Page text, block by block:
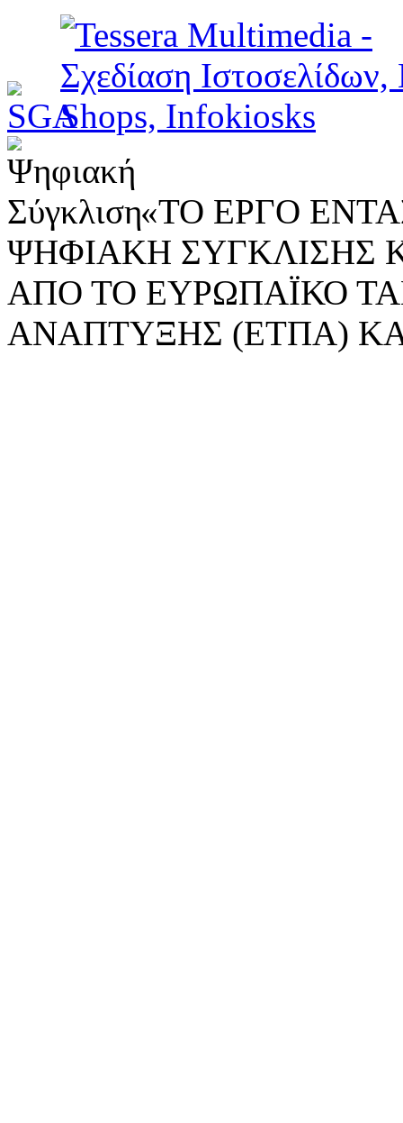
«ΤΟ ΕΡΓΟ
ΨΗΦΙΑΚΗ ΣΥΓΚΛΙΣΗΣ
ΑΠΟ ΤΟ ΕΥΡΩΠΑΪΚΟ
ΑΝΑΠΤΥΞΗΣ (ΕΤΠΑ)